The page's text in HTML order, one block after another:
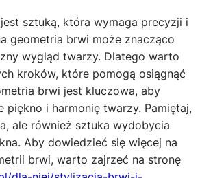
sztuką, która wymaga precyzji i
geometria brwi może znacząco
wygląd twarzy. Dlatego warto
kroków, które pomogą osiągnąć
brwi jest kluczowa, aby
piękno i harmonię twarzy. Pamiętaj,
ale również sztuka wydobycia
Aby dowiedzieć się więcej na
brwi, warto zajrzeć na stronę